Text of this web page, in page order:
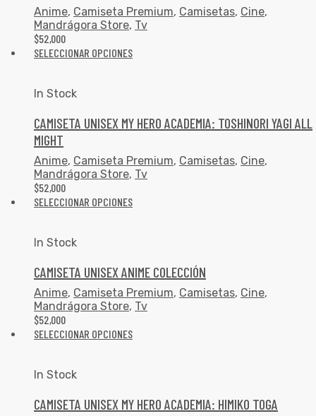
Anime, Camiseta Premium, Camisetas, Cine,
Mandrágora Store, Tv
$52,000
SELECCIONAR OPCIONES
In Stock
CAMISETA UNISEX MY HERO ACADEMIA: TOSHINORI YAGI ALL
MIGHT
Anime, Camiseta Premium, Camisetas, Cine,
Mandrágora Store, Tv
$52,000
SELECCIONAR OPCIONES
In Stock
CAMISETA UNISEX ANIME COLECCIÓN
Anime, Camiseta Premium, Camisetas, Cine,
Mandrágora Store, Tv
$52,000
SELECCIONAR OPCIONES
In Stock
CAMISETA UNISEX MY HERO ACADEMIA: HIMIKO TOGA